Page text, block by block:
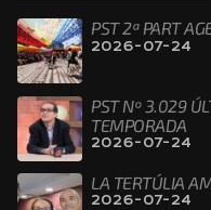
PST 2ª PART
2026-07-24
PST Nº 3.029
TEMPORADA
2026-07-24
LA TERTÚLIA
2026-07-24